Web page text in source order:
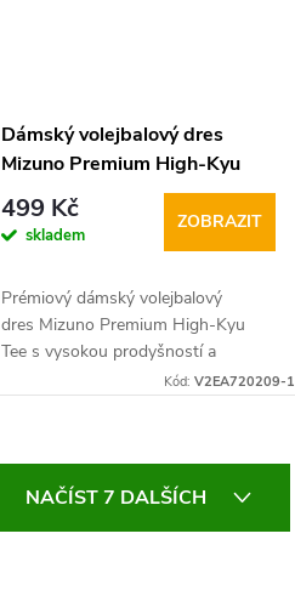
Dámský volejbalový dres
Mizuno Premium High-Kyu
Tee
499 Kč
skladem
ZOBRAZIT
Prémiový dámský volejbalový
dres Mizuno Premium High-Kyu
Tee s vysokou prodyšností a
unikátním střihem krásně sedí na
Kód: V2EA720209-1
NAČÍST 7 DALŠÍCH